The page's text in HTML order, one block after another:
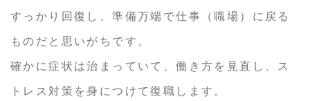
すっかり回復し、準備万端で仕事（職場）に戻る
ものだと思いがちです。
確かに症状は治まっていて、働き方を見直し、ス
トレス対策を身につけて復職します。